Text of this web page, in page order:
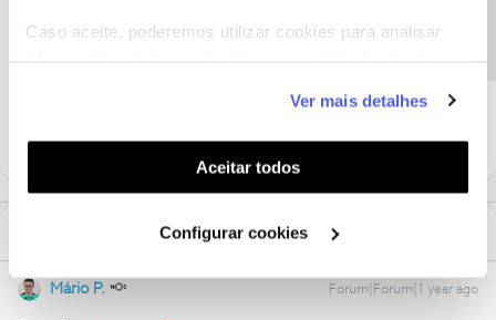
Caso aceite, poderemos utilizar cookies para analisar
funcionalidades (cookies de personalização e
funcionalidade) e adaptar anúncios aos seus interesses
(cookies de publicidade personalizada). Pode gerir a
utilização dos cookies clicando em "Configurar
Ver mais detalhes
Aceitar todos
Configurar cookies
Mário P. Forum|Forum|1 year ago